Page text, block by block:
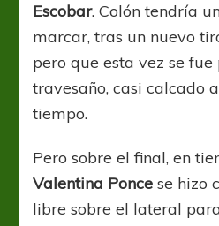
Escobar. Colón tendría
marcar, tras un nuevo
pero que esta vez se
travesaño, casi calcado
tiempo.
Pero sobre el final, en
Valentina Ponce se hizo
libre sobre el lateral